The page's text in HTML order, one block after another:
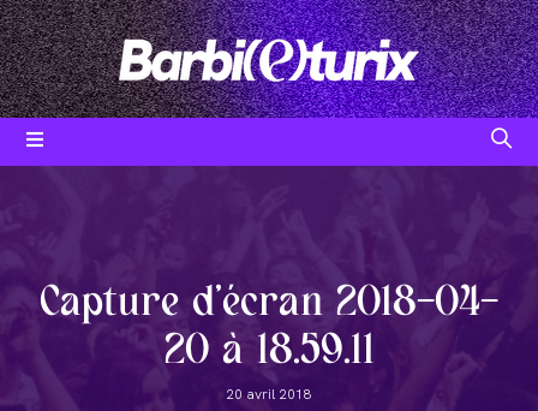
Skip
to
content
Capture d’écran 2018-04-
20 à 18.59.11
Post
20 avril 2018